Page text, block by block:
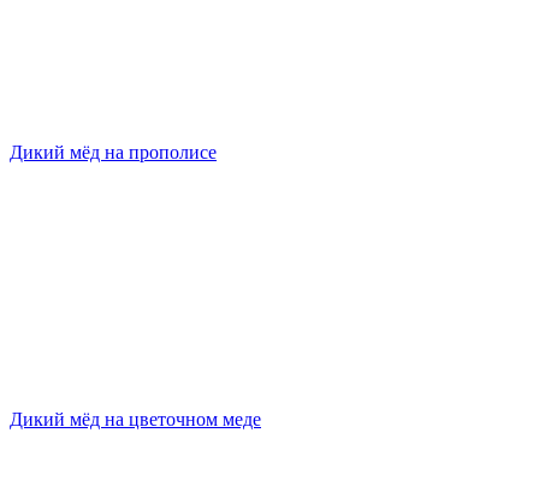
Дикий мёд на прополисе
Дикий мёд на цветочном меде